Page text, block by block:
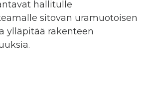
hallitulle
sitovan uramuotoisen
ylläpitää rakenteen